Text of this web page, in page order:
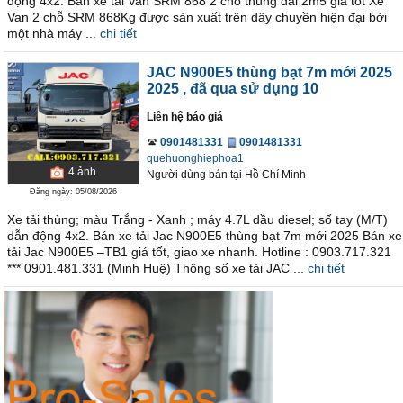
Van 2 chỗ SRM 868Kg được sản xuất trên dây chuyền hiện đại bởi
một nhà máy ...
chi tiết
4 ảnh
Đăng ngày: 05/08/2026
JAC N900E5 thùng bạt 7m mới 2025
2025 , đã qua sử dụng 10
Liên hệ báo giá
0901481331
0901481331
quehuonghiephoa1
Người dùng bán tại Hồ Chí Minh
Xe tải thùng; màu Trắng - Xanh ; máy 4.7L dầu diesel; số tay (M/T)
dẫn động 4x2. Bán xe tải Jac N900E5 thùng bạt 7m mới 2025 Bán xe
tải Jac N900E5 –TB1 giá tốt, giao xe nhanh. Hotline : 0903.717.321
*** 0901.481.331 (Minh Huệ) Thông số xe tải JAC ...
chi tiết